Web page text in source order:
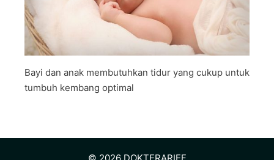
Bayi dan anak membutuhkan tidur yang cukup untuk
tumbuh kembang optimal
© 2026 DOKTERARIEF